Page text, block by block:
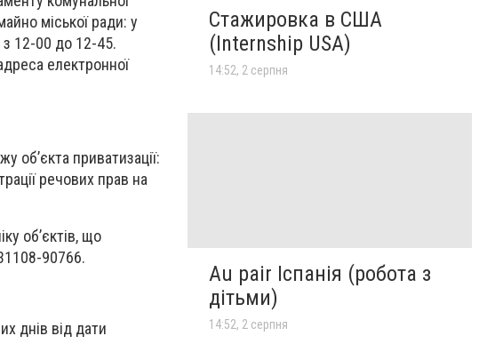
міської ради: у
з 12-00 до 12-45.
електронної
об’єкта приватизації:
речових прав на
об’єктів, що
90766.
днів від дати
Стажировка в США
(Internship USA)
14:52, 2 серпня
Au pair Іспанія (робота з
дітьми)
14:52, 2 серпня